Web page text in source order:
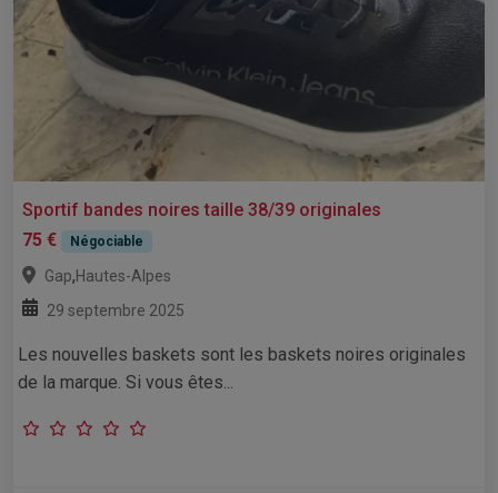
Sportif bandes noires taille 38/39 originales
75 €
Négociable
Gap,Hautes-Alpes
29 septembre 2025
Les nouvelles baskets sont les baskets noires originales
de la marque. Si vous êtes...